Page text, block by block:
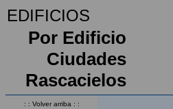
EDIFICIOS
Por Edificio
Ciudades
Rascacielos
: : Volver arriba : :